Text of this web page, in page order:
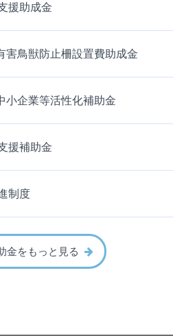
援助成金
害鳥獣防止柵設置費助成金
小企業等活性化補助金
援補助金
制度
金をもっと見る